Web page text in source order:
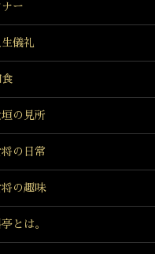
ナー
生儀礼
食
の見所
の日常
の趣味
とは。